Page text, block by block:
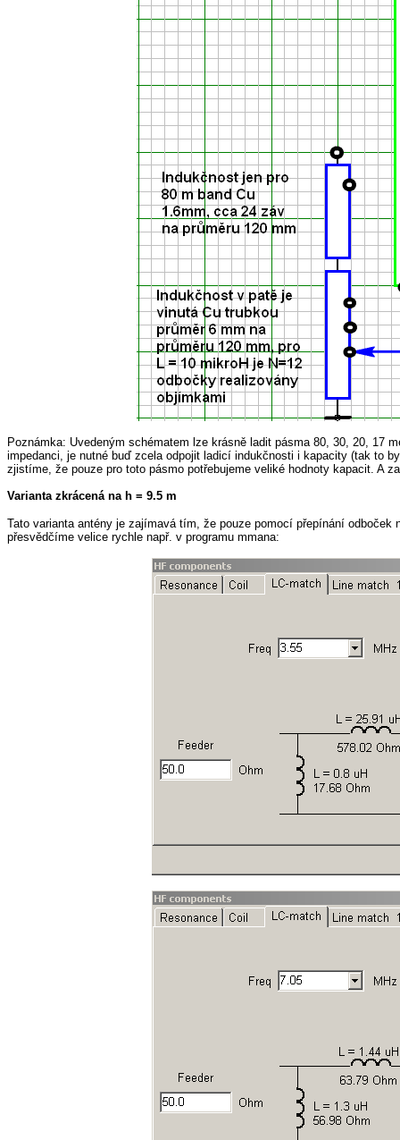
Poznámka: Uvedeným schématem lze krásně ladit pásma 80, 30, 20, 17
impedanci, je nutné buď zcela odpojit ladicí indukčnosti i kapacity (tak to
zjistíme, že pouze pro toto pásmo potřebujeme veliké hodnoty kapacit. A
Varianta zkrácená na h = 9.5 m
Tato varianta antény je zajímavá tím, že pouze pomocí přepínání
přesvědčíme velice rychle např. v programu mmana: